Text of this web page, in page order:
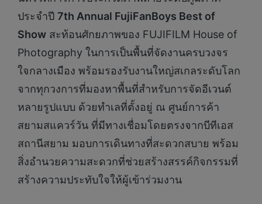
ประจำปี 7th Annual FujiFanBoys Best of
Show สะท้อนศักยภาพของ FUJIFILM House of
Photography ในการเป็นพื้นที่จัดงานครบวงจร
ใจกลางเมือง พร้อมรองรับงานใหญ่สเกลระดับโลก
จากทุกวงการที่มองหาพื้นที่สำหรับการจัดอีเวนต์
หลายรูปแบบ ด้วยทำเลที่ตั้งอยู่ ณ ศูนย์การค้า
สยามสแควร์วัน ที่มีทางเชื่อมโดยตรงจากบีทีเอส
สถานีสยาม มอบการเดินทางที่สะดวกสบาย พร้อม
สิ่งอำนวยความสะดวกที่ช่วยสร้างสรรค์กิจกรรมที่
สร้างความประทับใจให้ผู้เข้าร่วมงาน